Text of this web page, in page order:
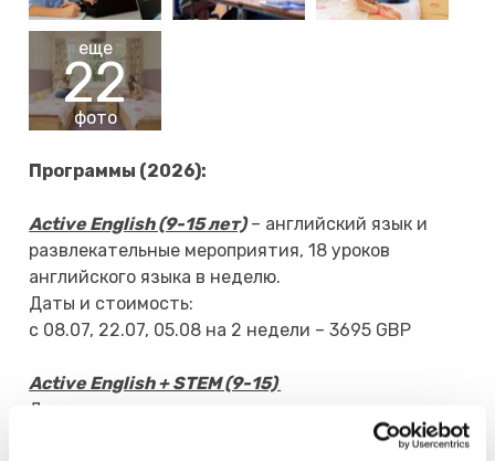
еще
22
фото
Программы (2026):
Active English (9-15 лет)– английский язык и
развлекательные мероприятия, 18 уроков
английского языка в неделю.
Даты и стоимость:
с 08.07, 22.07, 05.08 на 2 недели – 3695 GBP
Active English + STEM (9-15)
Даты и стоимость:
c 08.07, 22.07, 05.08, на 2 недели – 3795 GBP